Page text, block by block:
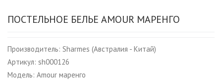
ПОСТЕЛЬНОЕ БЕЛЬЕ AMOUR МАРЕНГО
Производитель: Sharmes (Австралия - Китай)
Артикул: sh000126
Модель: Amour маренго